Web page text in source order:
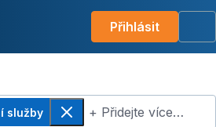
Přihlásit
služby
Odebrat+ Přidejte více…